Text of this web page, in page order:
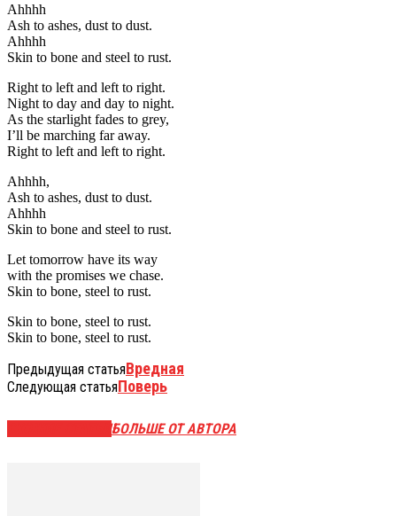
Ahhhh
Ash to ashes, dust to dust.
Ahhhh
Skin to bone and steel to rust.
Right to left and left to right.
Night to day and day to night.
As the starlight fades to grey,
I’ll be marching far away.
Right to left and left to right.
Ahhhh,
Ash to ashes, dust to dust.
Ahhhh
Skin to bone and steel to rust.
Let tomorrow have its way
with the promises we chase.
Skin to bone, steel to rust.
Skin to bone, steel to rust.
Skin to bone, steel to rust.
Предыдущая статьяВредная
Следующая статьяПоверь
БОЛЬШЕ ОТ АВТОРА